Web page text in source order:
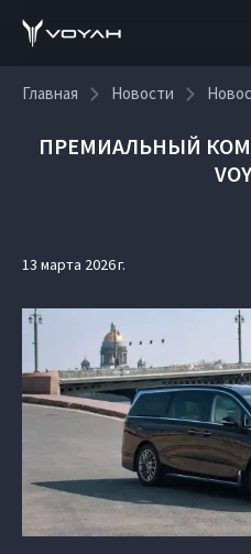
Главная Новости
ПРЕМИАЛЬНЫЙ
13 марта 2026 г.